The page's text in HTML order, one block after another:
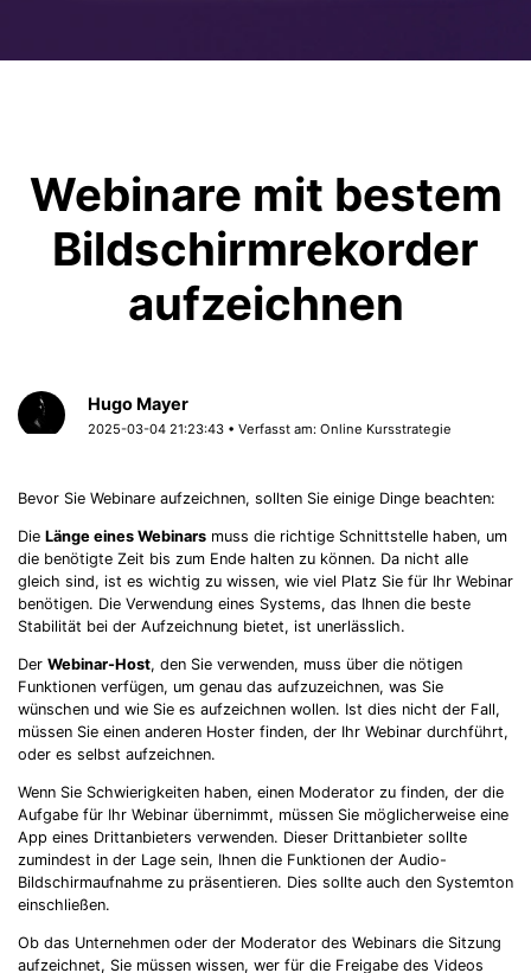
Webinare mit bestem
Bildschirmrekorder
aufzeichnen
Hugo Mayer
2025-03-04 21:23:43 • Verfasst am:Online Kursstrategie
Bevor Sie Webinare aufzeichnen, sollten Sie einige Dinge beachten:
Die Länge eines Webinars muss die richtige Schnittstelle haben, um
die benötigte Zeit bis zum Ende halten zu können. Da nicht alle
gleich sind, ist es wichtig zu wissen, wie viel Platz Sie für Ihr Webinar
benötigen. Die Verwendung eines Systems, das Ihnen die beste
Stabilität bei der Aufzeichnung bietet, ist unerlässlich.
Der Webinar-Host, den Sie verwenden, muss über die nötigen
Funktionen verfügen, um genau das aufzuzeichnen, was Sie
wünschen und wie Sie es aufzeichnen wollen. Ist dies nicht der Fall,
müssen Sie einen anderen Hoster finden, der Ihr Webinar durchführt,
oder es selbst aufzeichnen.
Wenn Sie Schwierigkeiten haben, einen Moderator zu finden, der die
Aufgabe für Ihr Webinar übernimmt, müssen Sie möglicherweise eine
App eines Drittanbieters verwenden. Dieser Drittanbieter sollte
zumindest in der Lage sein, Ihnen die Funktionen der Audio-
Bildschirmaufnahme zu präsentieren. Dies sollte auch den Systemton
einschließen.
Ob das Unternehmen oder der Moderator des Webinars die Sitzung
aufzeichnet, Sie müssen wissen, wer für die Freigabe des Videos